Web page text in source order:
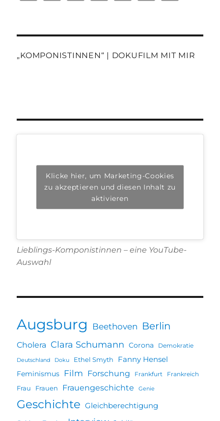
„KOMPONISTINNEN“ | DOKUFILM MIT MIR
Klicke hier, um Marketing-Cookies
zu akzeptieren und diesen Inhalt zu
aktivieren
Lieblings-Komponistinnen – eine YouTube-
Auswahl
Augsburg Beethoven Berlin
Cholera Clara Schumann Corona Demokratie
Deutschland Doku Ethel Smyth Fanny Hensel
Feminismus Film Forschung Frankfurt Frankreich
Frau Frauen Frauengeschichte Genie
Geschichte Gleichberechtigung